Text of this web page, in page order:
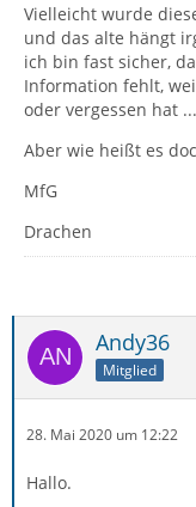
Vielleicht wurde
und das alte hängt
ich bin fast sicher,
Information fehlt,
oder vergessen hat
Aber wie heißt es
MfG
Drachen
Andy36
Mitglied
28. Mai 2020 um 12:22
Hallo.